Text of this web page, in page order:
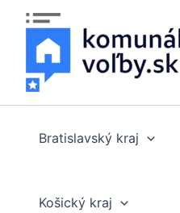
Preskočiť
Bratislavský kraj
Košický kraj